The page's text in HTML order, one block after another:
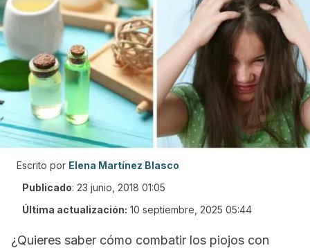
Escrito por Elena Martínez Blasco
Publicado: 23 junio, 2018 01:05
Última actualización: 10 septiembre, 2025 05:44
¿Quieres saber cómo combatir los piojos con